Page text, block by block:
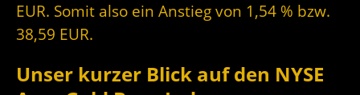
EUR. Somit also ein Anstieg von 1,54 % bzw.
38,59 EUR.
Unser kurzer Blick auf den NYSE